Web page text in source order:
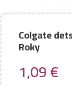
Colgate
Roky
1,09€